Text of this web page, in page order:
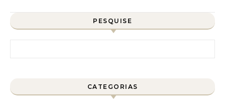
PESQUISE
CATEGORIAS